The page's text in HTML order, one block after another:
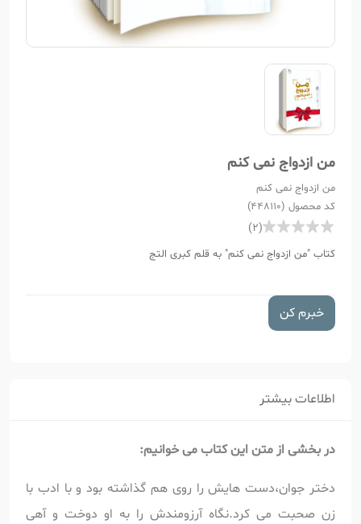
من ازدواج نمی کنم
من ازدواج نمی کنم
کد محصول (448110)
(2)
کتاب "من ازدواج نمی کنم" به قلم کبری التج
خبرم کن
اطلاعات بیشتر
در بخشی از متن این کتاب می خوانیم:
دختر جوان،دست هایش را روی هم گذاشته بود و با ادب با
زن صحبت می کرد.نگاه آرزومندش را به او دوخت و آهی